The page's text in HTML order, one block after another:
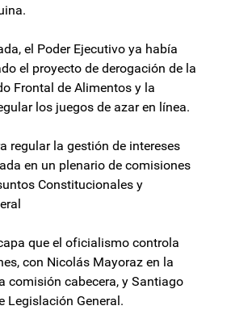
el Poder Ejecutivo ya había
el proyecto de derogación de la
Frontal de Alimentos y la
los juegos de azar en línea.
regular la gestión de intereses
en un plenario de comisiones
Constitucionales y
que el oficialismo controla
con Nicolás Mayoraz en la
comisión cabecera, y Santiago
Legislación General.